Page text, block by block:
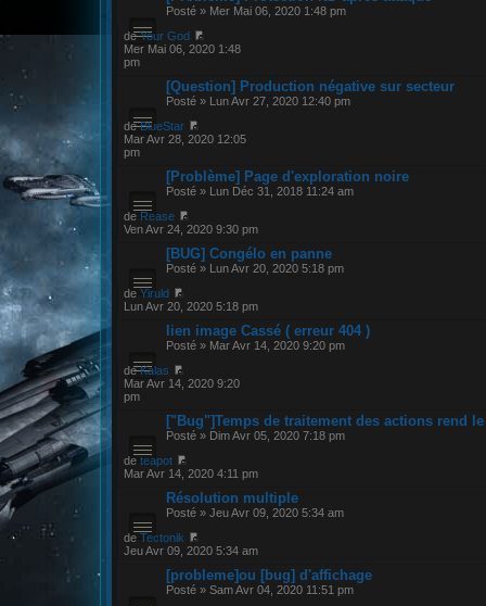
Posté » Mer Mai 06, 2020 1:48 pm
deYour God
Mer Mai 06, 2020 1:48
pm
[Question] Production négative sur secteur
Posté » Lun Avr 27, 2020 12:40 pm
deBlueStar
Mar Avr 28, 2020 12:05
pm
[Problème] Page d'exploration noire
Posté » Lun Déc 31, 2018 11:24 am
de Rease
Ven Avr 24, 2020 9:30 pm
[BUG] Congélo en panne
Posté » Lun Avr 20, 2020 5:18 pm
de Yiruld
Lun Avr 20, 2020 5:18 pm
lien image Cassé ( erreur 404 )
Posté » Mar Avr 14, 2020 9:20 pm
deKalas
Mar Avr 14, 2020 9:20
pm
["Bug"]Temps de traitement des actions rend
Posté » Dim Avr 05, 2020 7:18 pm
de teapot
Mar Avr 14, 2020 4:11 pm
Résolution multiple
Posté » Jeu Avr 09, 2020 5:34 am
de Tectonik
Jeu Avr 09, 2020 5:34 am
[probleme]ou [bug] d'affichage
Posté » Sam Avr 04, 2020 11:51 pm